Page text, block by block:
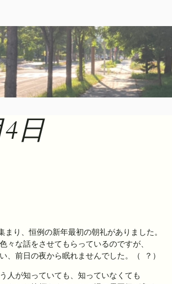
日
り、恒例の新年最初の朝礼がありました。
な話をさせてもらっているのですが、
、前日の夜から眠れませんでした。（
？）
人が知っていても、知っていなくても